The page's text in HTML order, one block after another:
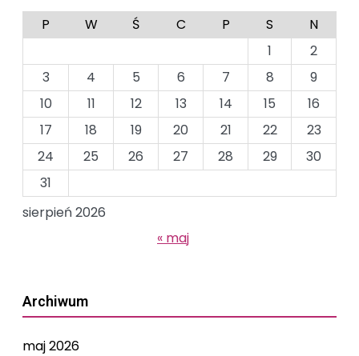
sierpień 2026
P W Ś C P S
N
1
2
3
4 5 6 7 8
9
10
11 12 13 14 15
16
17
18 19 20 21 22
23
24
25 26 27 28 29
30
31
« maj
Archiwum
maj 2026